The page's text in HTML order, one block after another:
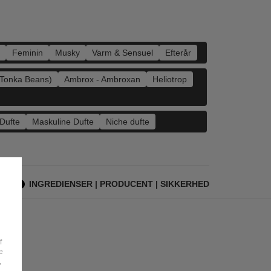
Beans) Ambrox - Ambroxan Heliotrop
Feminin Musky Varm & Sensuel Efterår
Maskuline Dufte Niche dufte
INGREDIENSER | PRODUCENT | SIKKERHED